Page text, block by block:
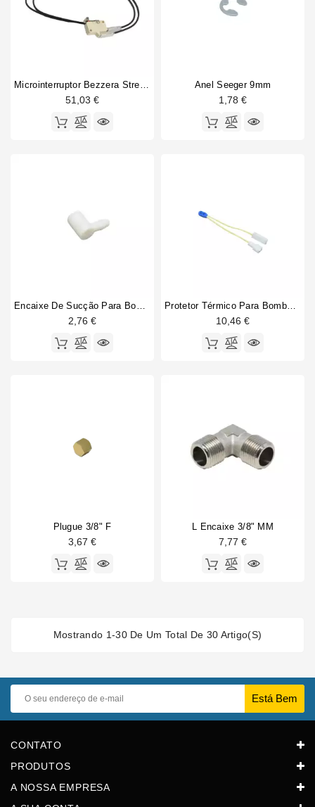
51,03 €
Anel Seeger 9mm
1,78 €
2,76 €
Protetor Térmico Para Bomba De Vibração
10,46 €
Plugue 3/8" F
3,67 €
L Encaixe 3/8" MM
7,77 €
Mostrando 1-30 De Um Total De 30 Artigo(s)
CONTATO
PRODUTOS
A NOSSA EMPRESA